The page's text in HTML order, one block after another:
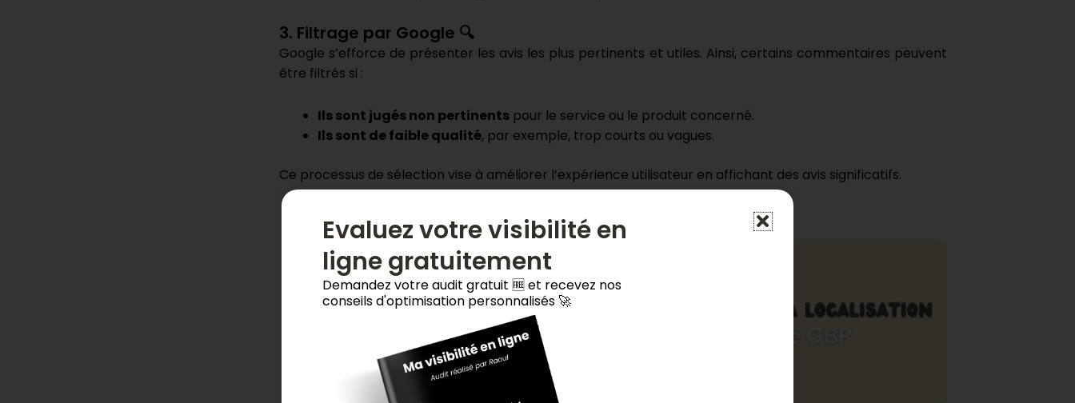
3. Filtrage par Google 🔍
Google s’efforce de présenter les avis les plus pertinents et utiles. Ainsi, certains commentaires peuvent
être filtrés si :
Ils sont jugés non pertinentspour le service ou le produit concerné.
Ils sont de faible qualité, par exemple, trop courts ou vagues.
Ce processus de sélection vise à améliorer l’expérience utilisateur en affichant des avis significatifs.
Evaluez votre visibilité en
ligne gratuitement
Demandez votre audit gratuit 🆓 et recevez nos
conseils d'optimisation personnalisés 🚀